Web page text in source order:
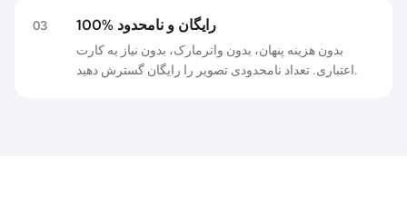
03 100% رایگان و نامحدود
بدون هزینه پنهان، بدون واترمارک، بدون نیاز به کارت
اعتباری. تعداد نامحدودی تصویر را رایگان گسترش دهید.